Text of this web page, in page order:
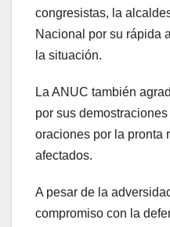
congresistas, la
Nacional por su rápida
la situación.
La ANUC también
por sus
oraciones por la pronta
afectados.
A pesar de la
compromiso con la